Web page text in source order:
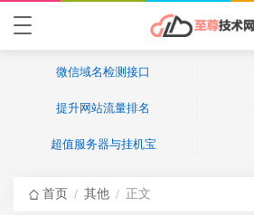
微信域名检测接口
提升网站流量排名
超值服务器与挂机宝
首页 / 其他 / 正文